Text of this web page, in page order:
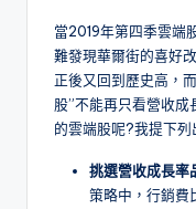
當2019年第四季雲端
難發現華爾街的喜好
正後又回到歷史高，
股”不能再只看營收
的雲端股呢?我提下列
挑選營收成長率
策略中，行銷